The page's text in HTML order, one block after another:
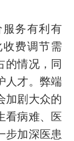
务有利有
费调节需
的情况，同
人才。弊端
加剧大众的
看病难、医
步加深医患